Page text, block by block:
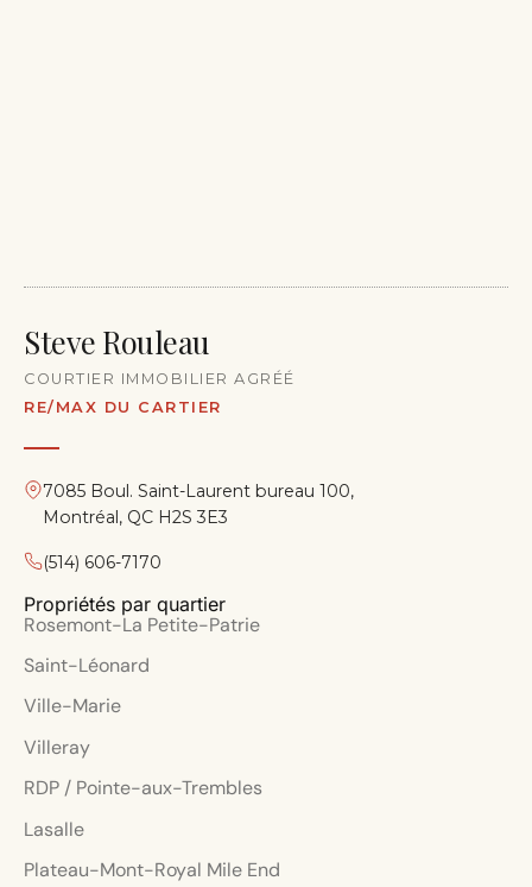
Steve Rouleau
COURTIER IMMOBILIER AGRÉÉ
RE/MAX DU CARTIER
7085 Boul. Saint-Laurent bureau 100,
Montréal, QC H2S 3E3
(514) 606-7170
Propriétés par quartier
Rosemont-La Petite-Patrie
Saint-Léonard
Ville-Marie
Villeray
RDP / Pointe-aux-Trembles
Lasalle
Plateau-Mont-Royal Mile End